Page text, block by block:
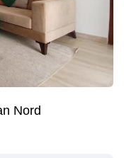
Nord